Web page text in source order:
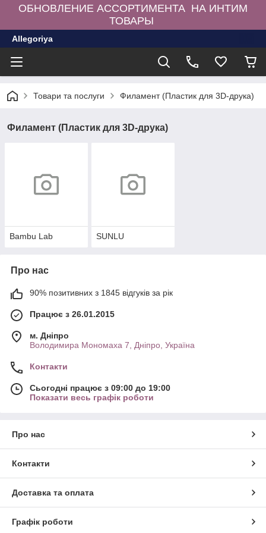
ОБНОВЛЕНИЕ АССОРТИМЕНТА НА ИНТИМ
ТОВАРЫ
Allegoriya
Товари та послуги Филамент (Пластик для 3D-друка)
Филамент (Пластик для 3D-друка)
Bambu Lab SUNLU
Про нас
90% позитивних з 1845 відгуків за рік
Працює з 26.01.2015
м. Дніпро
Володимира Мономаха 7, Дніпро, Україна
Контакти
Сьогодні працює з 09:00 до 19:00
Показати весь графік роботи
Про нас
Контакти
Доставка та оплата
Графік роботи